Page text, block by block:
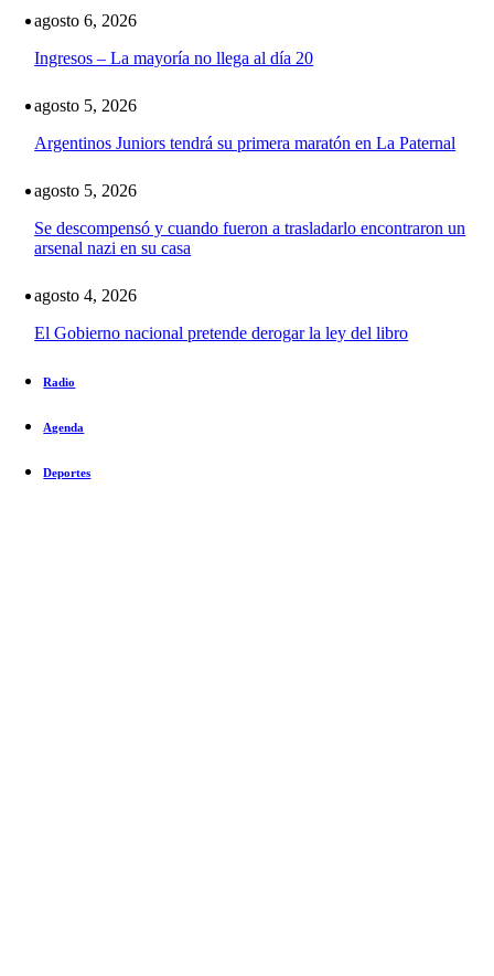
agosto 6, 2026
Ingresos – La mayoría no llega al día 20
agosto 5, 2026
Argentinos Juniors tendrá su primera maratón en La Paternal
agosto 5, 2026
Se descompensó y cuando fueron a trasladarlo encontraron un
arsenal nazi en su casa
agosto 4, 2026
El Gobierno nacional pretende derogar la ley del libro
Radio
Agenda
Deportes